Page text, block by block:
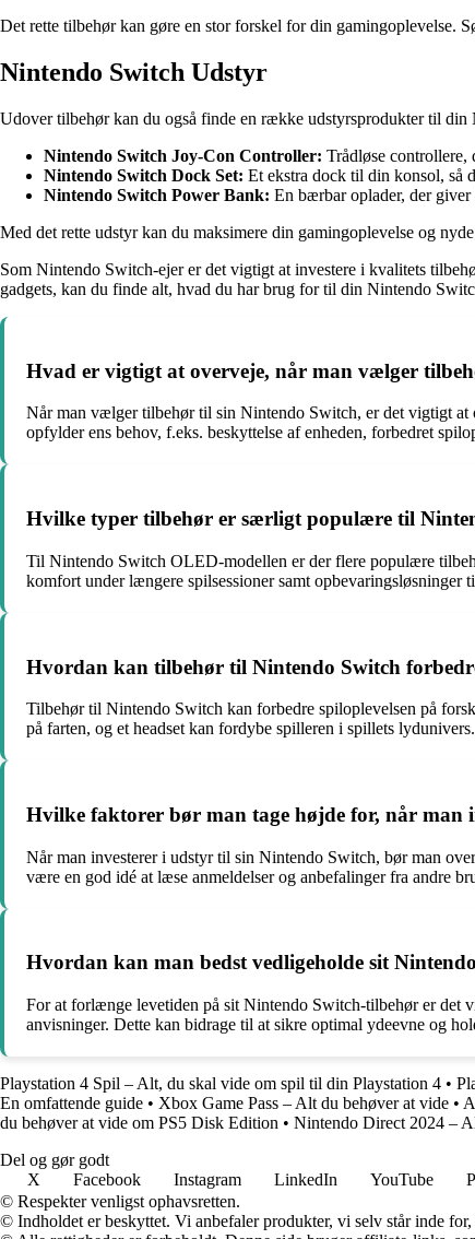
Det rette tilbehør kan gøre en stor forskel for din gamingoplevelse.
Nintendo Switch Udstyr
Udover tilbehør kan du også finde en række udstyrsprodukter til
Nintendo Switch Joy-Con Controller: Trådløse
Nintendo Switch Dock Set: Et ekstra dock til din konsol, så
Nintendo Switch Power Bank: En bærbar oplader, der giver
Med det rette udstyr kan du maksimere din gamingoplevelse og
Som Nintendo Switch-ejer er det vigtigt at investere i kvalitets
gadgets, kan du finde alt, hvad du har brug for til din Nintendo
Hvad er vigtigt at overveje, når man vælger
Når man vælger tilbehør til sin Nintendo Switch, er det vigtigt
opfylder ens behov, f.eks. beskyttelse af enheden, forbedret
Hvilke typer tilbehør er særligt populære til
Til Nintendo Switch OLED-modellen er der flere populære
komfort under længere spilsessioner samt opbevaringsløsninger
Hvordan kan tilbehør til Nintendo Switch
Tilbehør til Nintendo Switch kan forbedre spiloplevelsen på
på farten, og et headset kan fordybe spilleren i spillets lydunivers.
Hvilke faktorer bør man tage højde for, når man
Når man investerer i udstyr til sin Nintendo Switch, bør man
være en god idé at læse anmeldelser og anbefalinger fra andre
Hvordan kan man bedst vedligeholde sit
For at forlænge levetiden på sit Nintendo Switch-tilbehør er det
anvisninger. Dette kan bidrage til at sikre optimal ydeevne og
Playstation 4 Spil – Alt, du skal vide om spil til din Playstation 4 •
En omfattende guide • Xbox Game Pass – Alt du behøver at vide •
du behøver at vide om PS5 Disk Edition • Nintendo Direct 2024 –
Del og gør godt
X
Facebook Instagram LinkedIn YouTube
© Respekter venligst ophavsretten.
© Indholdet er beskyttet. Vi anbefaler produkter, vi selv står inde